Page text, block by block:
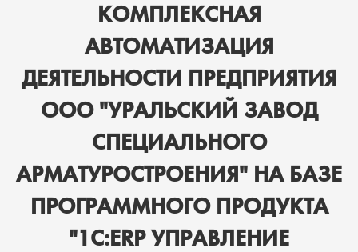
КОМПЛЕКСНАЯ
АВТОМАТИЗАЦИЯ
ДЕЯТЕЛЬНОСТИ ПРЕДПРИЯТИЯ
ООО "УРАЛЬСКИЙ ЗАВОД
СПЕЦИАЛЬНОГО
АРМАТУРОСТРОЕНИЯ" НА БАЗЕ
ПРОГРАММНОГО ПРОДУКТА
"1С:ERP УПРАВЛЕНИЕ